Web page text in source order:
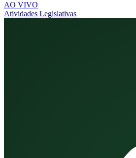
AO VIVO
Atividades Legislativas